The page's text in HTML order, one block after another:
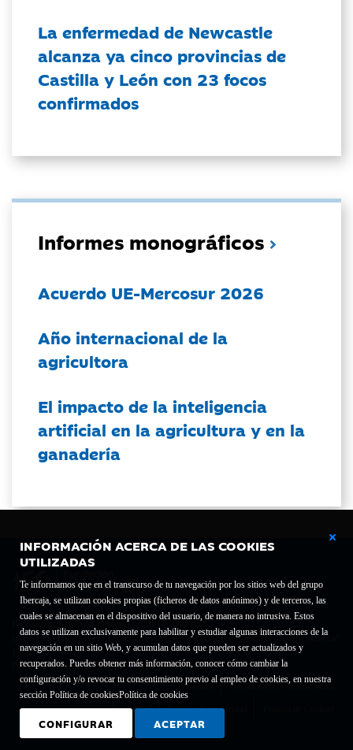
INFORMACIÓN ACERCA DE LAS COOKIES
UTILIZADAS
Te informamos que en el transcurso de tu navegación por los sitios web del grupo
Ibercaja, se utilizan cookies propias (ficheros de datos anónimos) y de terceros, las
cuales se almacenan en el dispositivo del usuario, de manera no intrusiva. Estos
datos se utilizan exclusivamente para habilitar y estudiar algunas interacciones de la
navegación en un sitio Web, y acumulan datos que pueden ser actualizados y
recuperados. Puedes obtener más información, conocer cómo cambiar la
configuración y/o revocar tu consentimiento previo al empleo de cookies, en nuestra
sección Política de cookiesPolítica de cookies
CONFIGURAR ACEPTAR
La enfermedad de Newcastle
alcanza ya cinco provincias de
Castilla y León con 23 focos
confirmados
Informes monográficos
Acuerdo UE-Mercosur 2026
Año internacional de la
agricultora
El impacto de la inteligencia
artificial en la agricultura y en la
ganadería
Fundación Bancaria Ibercaja C.I.F. G-50000652.
Inscrita en el Registro de Fundaciones del Mº de Educación, Cultura y Deporte con el nº
1689.
Domicilio social: Joaquín Costa, 13. 50001 Zaragoza.
Contacto
Declaración de accesibilidad
Aviso legal Política de privacidad